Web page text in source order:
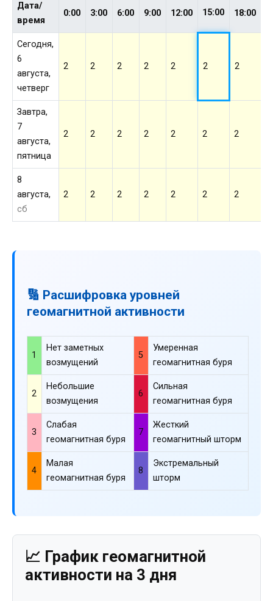
Дата/
время
0:00 3:00 6:00 9:00 12:00 15:00 18:00
Сегодня,
6
августа,
четверг
2 2 2 2 2 2 2
Завтра,
7
августа,
пятница
2 2 2 2 2 2 2
8
августа,
сб
2 2 2 2 2 2 2
🔢 Расшифровка уровней
геомагнитной активности
1
Нет заметных
возмущений
5
Умеренная
геомагнитная буря
2
Небольшие
возмущения
6
Сильная
геомагнитная буря
3
Слабая
геомагнитная буря
7
Жесткий
геомагнитный шторм
4
Малая
геомагнитная буря
8
Экстремальный
шторм
📈 График геомагнитной
активности на 3 дня